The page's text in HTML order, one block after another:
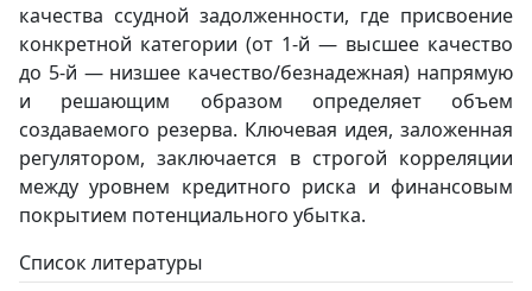
качества ссудной задолженности, где присвоение
конкретной категории (от 1-й — высшее качество
до 5-й — низшее качество/безнадежная) напрямую
и решающим образом определяет объем
создаваемого резерва. Ключевая идея, заложенная
регулятором, заключается в строгой корреляции
между уровнем кредитного риска и финансовым
покрытием потенциального убытка.
Список литературы